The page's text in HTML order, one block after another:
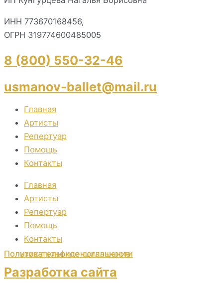
ИНН 773670168456,
ОГРН 319774600485005
8 (800) 550-32-46
usmanov-ballet@mail.ru
Главная
Артисты
Репертуар
Помощь
Контакты
Главная
Артисты
Репертуар
Помощь
Контакты
Пользовательское соглашение
Политика конфиденциальности
Разработка сайта